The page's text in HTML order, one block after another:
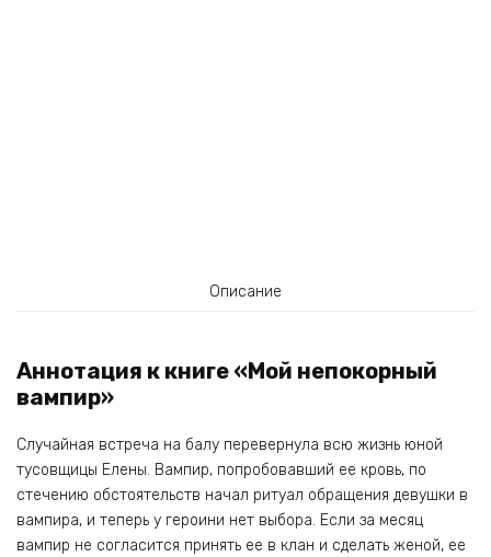
Описание
Аннотация к книге «Мой непокорный
вампир»
Случайная встреча на балу перевернула всю жизнь юной
тусовщицы Елены. Вампир, попробовавший ее кровь, по
стечению обстоятельств начал ритуал обращения девушки в
вампира, и теперь у героини нет выбора. Если за месяц
вампир не согласится принять ее в клан и сделать женой, ее